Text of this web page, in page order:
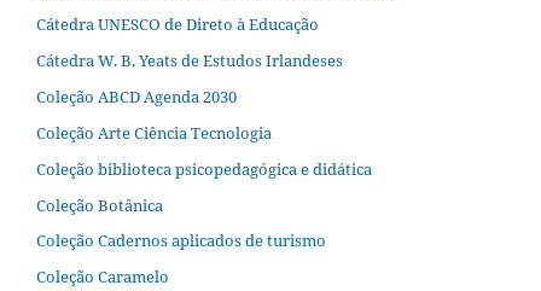
Cátedra UNESCO de Direto à Educação
Cátedra W. B. Yeats de Estudos Irlandeses
Coleção ABCD Agenda 2030
Coleção Arte Ciência Tecnologia
Coleção biblioteca psicopedagógica e didática
Coleção Botânica
Coleção Cadernos aplicados de turismo
Coleção Caramelo